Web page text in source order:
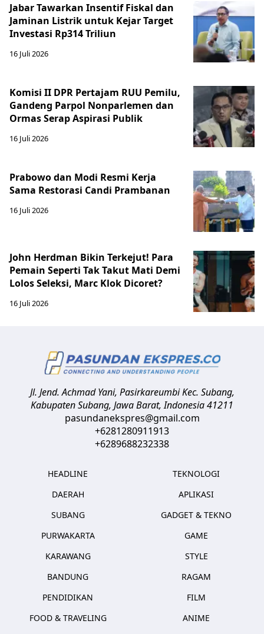
Jabar Tawarkan Insentif Fiskal dan
Jaminan Listrik untuk Kejar Target
Investasi Rp314 Triliun
16 Juli 2026
Komisi II DPR Pertajam RUU Pemilu,
Gandeng Parpol Nonparlemen dan
Ormas Serap Aspirasi Publik
16 Juli 2026
Prabowo dan Modi Resmi Kerja
Sama Restorasi Candi Prambanan
16 Juli 2026
John Herdman Bikin Terkejut! Para
Pemain Seperti Tak Takut Mati Demi
Lolos Seleksi, Marc Klok Dicoret?
16 Juli 2026
Jl. Jend. Achmad Yani, Pasirkareumbi Kec. Subang,
Kabupaten Subang, Jawa Barat,Indonesia41211
pasundanekspres@gmail.com
+6281280911913
+6289688232338
HEADLINE
DAERAH
SUBANG
PURWAKARTA
KARAWANG
BANDUNG
PENDIDIKAN
FOOD & TRAVELING
TEKNOLOGI
APLIKASI
GADGET & TEKNO
GAME
STYLE
RAGAM
FILM
ANIME